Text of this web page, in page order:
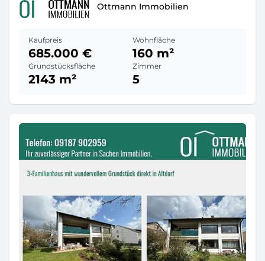
Ottmann Immobilien
Kaufpreis
685.000 €
Wohnfläche
160 m²
Grundstücksfläche
2143 m²
Zimmer
5